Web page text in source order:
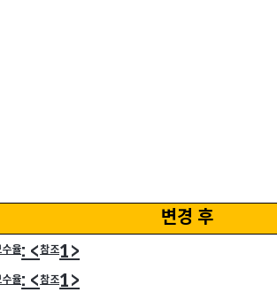
변경 후
율: <참조1>
율: <참조1>